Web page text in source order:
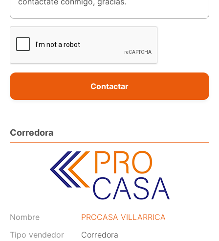
Contactar
Corredora
Nombre
PROCASA VILLARRICA
Tipo vendedor
Corredora